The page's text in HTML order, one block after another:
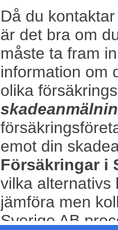
Då du
är det bra om
måste ta fram
information om
olika
emot din
Försäkringar i
vilka alternativs
jämföra men
Sverige AB